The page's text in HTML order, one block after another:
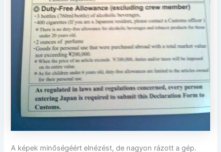
A képek minőségéért elnézést, de nagyon rázott a gép.